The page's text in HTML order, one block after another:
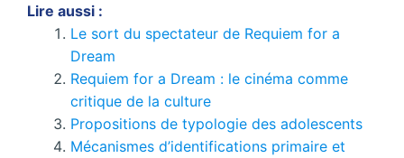
Lire aussi :
Le sort du spectateur de Requiem for a
Dream
Requiem for a Dream : le cinéma comme
critique de la culture
Propositions de typologie des adolescents
Mécanismes d’identifications primaire et